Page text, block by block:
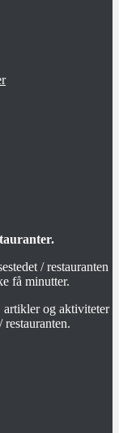
/ restauranten
få minutter.
artikler og aktiviteter
restauranten.